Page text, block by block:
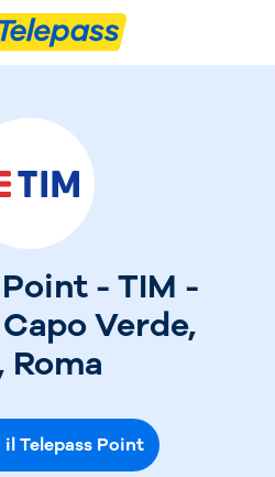
- TIM -
Verde,
Roma
Telepass Point